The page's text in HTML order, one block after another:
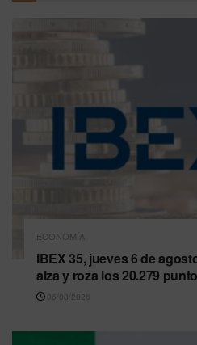
ECONOMÍA
IBEX 35, jueves 6 de
alza y roza los 20.279
06/08/2026